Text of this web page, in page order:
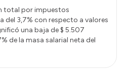
total por impuestos
del 3,7% con respecto a valores
una baja de $ 5.507
de la masa salarial neta del